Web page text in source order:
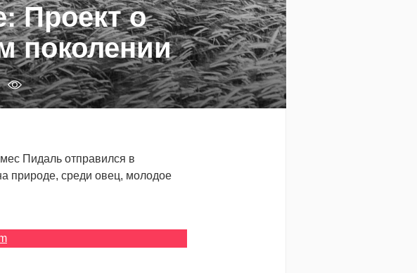
Проект о
поколении
Пидаль отправился в
природе, среди овец, молодое